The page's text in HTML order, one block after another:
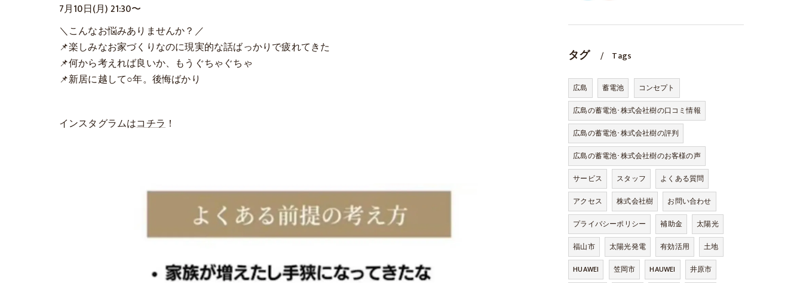
7月10日(月) 21:30〜
＼こんなお悩みありませんか？／
📌楽しみなお家づくりなのに現実的な話ばっかりで疲れてきた
📌何から考えれば良いか、もうぐちゃぐちゃ
📌新居に越して○年。後悔ばかり
インスタグラムはコチラ ！
タグ Tags
広島 蓄電池
コンセプト
広島の蓄電池･株式会社樹の口コミ情報
広島の蓄電池･株式会社樹の評判
広島の蓄電池･株式会社樹のお客様の声
サービス
スタッフ
よくある質問
アクセス
株式会社樹
お問い合わせ
プライバシーポリシー
補助金
太陽光
福山市
太陽光発電 有効活用
土地
HUAWEI
笠岡市 HAUWEI
井原市